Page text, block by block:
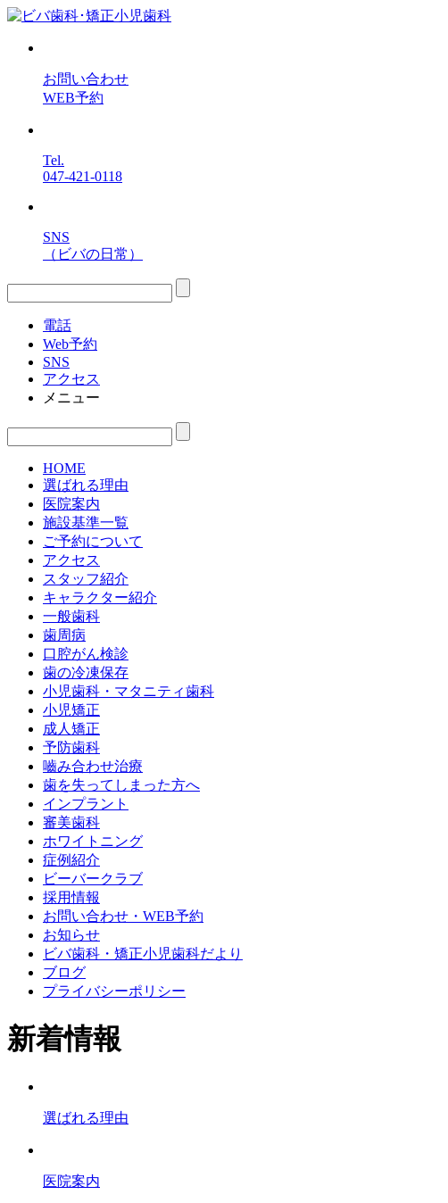
お問い合わせ
WEB予約
Tel.
047-421-0118
SNS
（ビバの日常）
電話
Web予約
SNS
アクセス
メニュー
HOME
選ばれる理由
医院案内
施設基準一覧
ご予約について
アクセス
スタッフ紹介
キャラクター紹介
一般歯科
歯周病
口腔がん検診
歯の冷凍保存
小児歯科・マタニティ歯科
小児矯正
成人矯正
予防歯科
嚙み合わせ治療
歯を失ってしまった方へ
インプラント
審美歯科
ホワイトニング
症例紹介
ビーバークラブ
採用情報
お問い合わせ・WEB予約
お知らせ
ビバ歯科・矯正小児歯科だより
ブログ
プライバシーポリシー
新着情報
選ばれる理由
医院案内